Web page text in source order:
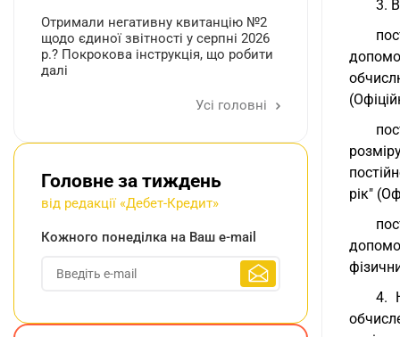
3.
рік"
4.
Отримали негативну квитанцію №2
щодо єдиної звітності у серпні 2026
р.? Покрокова інструкція, що робити
далі
Усі головні
Головне за тиждень
від редакції «Дебет-Кредит»
Кожного понеділка на Ваш e-mail